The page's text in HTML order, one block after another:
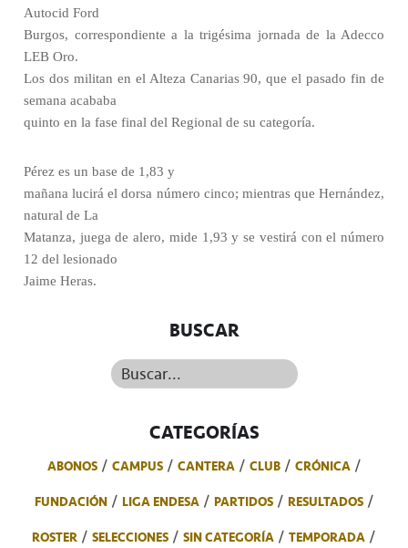
Autocid Ford
Burgos, correspondiente a la trigésima jornada de la Adecco
LEB Oro.
Los dos militan en el Alteza Canarias 90, que el pasado fin de
semana acababa
quinto en la fase final del Regional de su categoría.
Pérez es un base de 1,83 y
mañana lucirá el dorsa número cinco; mientras que Hernández,
natural de La
Matanza, juega de alero, mide 1,93 y se vestirá con el número
12 del lesionado
Jaime Heras.
BUSCAR
Buscar...
CATEGORÍAS
ABONOS CAMPUS CANTERA CLUB
CRÓNICA
FUNDACIÓN
LIGA ENDESA PARTIDOS
RESULTADOS
ROSTER
SELECCIONES SIN CATEGORÍA
TEMPORADA